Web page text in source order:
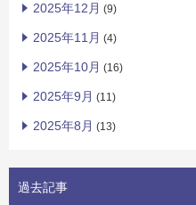
2025年12月 (9)
2025年11月 (4)
2025年10月 (16)
2025年9月 (11)
2025年8月 (13)
過去記事